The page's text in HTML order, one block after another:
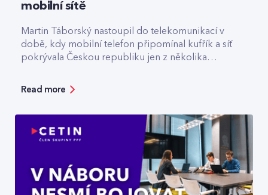
mobilní sítě
Martin Táborský nastoupil do telekomunikací v
době, kdy mobilní telefon připomínal kufřík a síť
pokrývala Českou republiku jen z několika
za špičkovou kvalitu a optimalizaci rádiové sítě. V
prázdné O2 areně nebo komu už dnes
spolehlivě slouží privátní 5G sítě.
Read more